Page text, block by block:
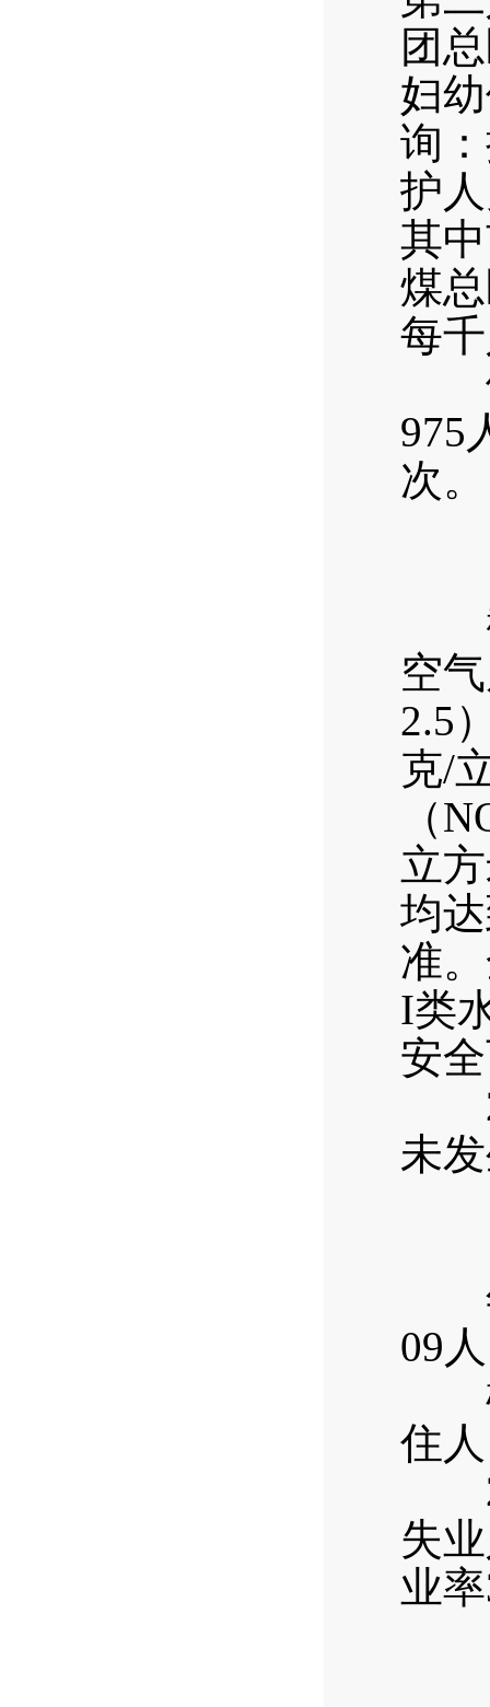
团
妇
询
护
其
煤
每
体
975
次。
截
空
2.5
克/
（
立
均
准
I类
安
未
年
09
根
住
失
业